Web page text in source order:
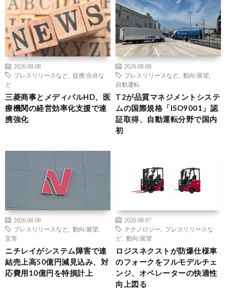
2026.08.08
プレスリリースなど
提携/合弁な
ど
三菱商事とメディパルHD、医
療機関の経営効率化支援で連
携強化
2026.08.08
プレスリリースなど
動向/展望
自動運転
T2が品質マネジメントシステ
ムの国際規格「ISO9001」認
証取得、自動運転分野で国内
初
2026.08.08
プレスリリースなど
動向/展望
災害
ニチレイがシステム障害で連
結売上高50億円減見込み、対
応費用10億円を特損計上
2026.08.07
テクノロジー
プレスリリースな
ど
動向/展望
ロジスネクストが防爆仕様車
のフォークをフルモデルチェ
ンジ、オペレーターの快適性
向上図る